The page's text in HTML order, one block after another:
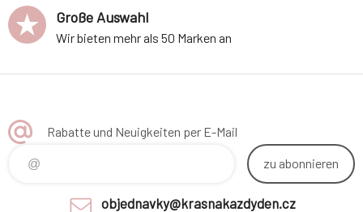
Große Auswahl
Wir bieten mehr als 50 Marken an
Rabatte und Neuigkeiten per E-Mail
zu abonnieren
objednavky@krasnakazdyden.cz